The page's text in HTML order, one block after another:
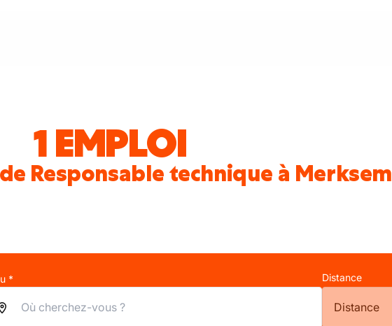
1 EMPLOI
Responsable technique à Merksem
* Distance
Distance